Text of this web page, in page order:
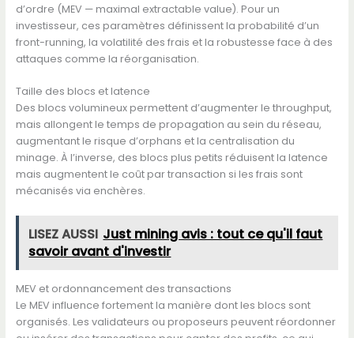
d’ordre (MEV — maximal extractable value). Pour un
investisseur, ces paramètres définissent la probabilité d’un
front-running, la volatilité des frais et la robustesse face à des
attaques comme la réorganisation.
Taille des blocs et latence
Des blocs volumineux permettent d’augmenter le throughput,
mais allongent le temps de propagation au sein du réseau,
augmentant le risque d’orphans et la centralisation du
minage. À l’inverse, des blocs plus petits réduisent la latence
mais augmentent le coût par transaction si les frais sont
mécanisés via enchères.
LISEZ AUSSI Just mining avis : tout ce qu'il faut
savoir avant d'investir
MEV et ordonnancement des transactions
Le MEV influence fortement la manière dont les blocs sont
organisés. Les validateurs ou proposeurs peuvent réordonner